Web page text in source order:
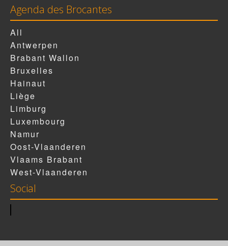
Agenda des Brocantes
All
Antwerpen
Brabant Wallon
Bruxelles
Hainaut
Liège
Limburg
Luxembourg
Namur
Oost-Vlaanderen
Vlaams Brabant
West-Vlaanderen
Social